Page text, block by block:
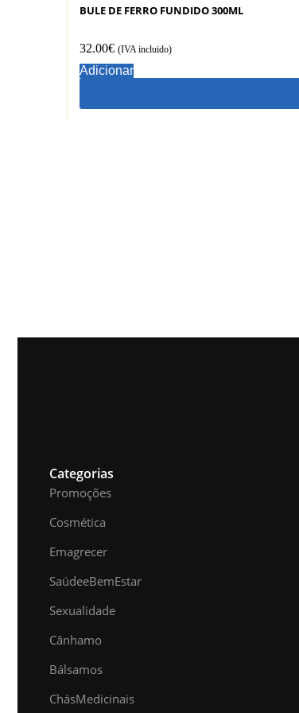
Depressão e Ansiedade
23 produtos
Digestão
69 produtos
Fígado e Vesícula
14 produtos
Menopausa
BULE DE FERRO FUNDIDO 300ML
32.00€ (IVA incluido)
Adicionar
Categorias
Promoções
Cosmética
Emagrecer
Saúde e Bem Estar
Sexualidade
Cânhamo
Bálsamos
Chás Medicinais